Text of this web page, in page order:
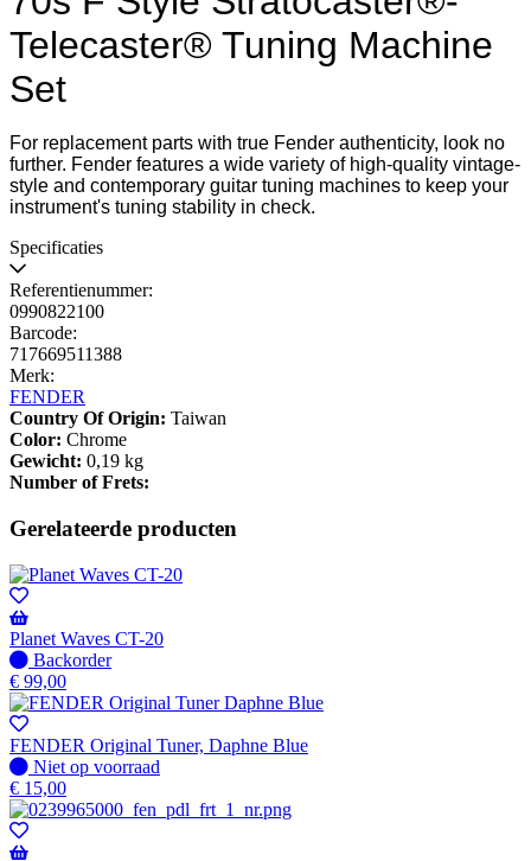
Telecaster® Tuning Machine
Set
For replacement parts with true Fender authenticity, look no
further. Fender features a wide variety of high-quality vintage-
style and contemporary guitar tuning machines to keep your
instrument's tuning stability in check.
Specificaties
Referentienummer:
0990822100
Barcode:
717669511388
Merk:
FENDER
Country Of Origin: Taiwan
Color: Chrome
Gewicht: 0,19 kg
Number of Frets:
Gerelateerde producten
Planet Waves CT-20
Niet
op
voorraad
-
Wordt
verzonden
wanneer
beschikbaar
Backorder
€ 99,00
FENDER Original Tuner, Daphne Blue
Niet
op
voorraad
Niet op voorraad
€ 15,00